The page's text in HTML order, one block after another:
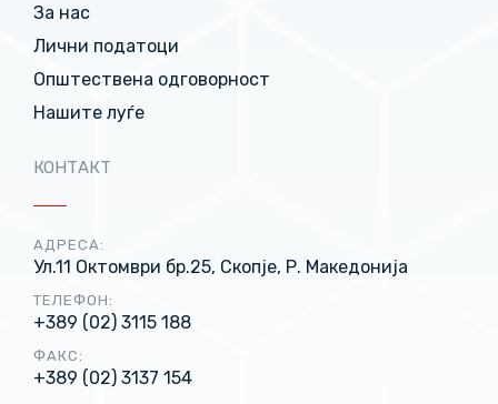
За нас
Лични податоци
Општествена одговорност
Нашите луѓе
КОНТАКТ
АДРЕСА:
Ул.11 Октомври бр.25, Скопје, Р. Македонија
ТЕЛЕФОН:
+389 (02) 3115 188
ФАКС:
+389 (02) 3137 154